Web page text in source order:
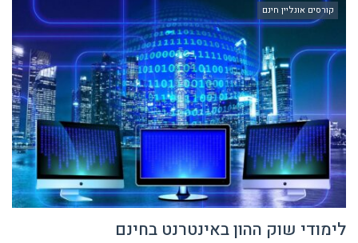
קורסים אונליין חינם
לימודי שוק ההון באינטרנט בחינם